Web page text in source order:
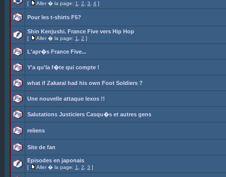
[ Aller � la page: 1 2 3 4 ]
Pour les t-shirts F5?
Shin Kenjushi. France Five vers Hip Hop
[ Aller � la page: 1 2 ]
L'apr�s France Five...
Y'a qu'la f�te qui compte !
what if Zakaral had his own Foot Soldiers ?
Une nouvelle attaque lexos !!
Salutations Justiciers Casqu�s et autres gens
reliens
Site de fan
Episodes en japonais
[ Aller � la page: 1 2 3 ]